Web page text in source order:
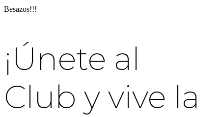
Besazos!!!
¡Únete al
Club y vive la